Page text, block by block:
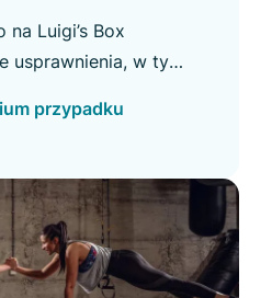
na Luigi’s Box
usprawnienia, w tym
wyszukiwarki.
przypadku